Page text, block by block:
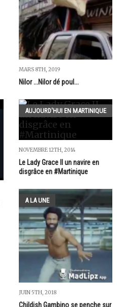
MARS 8TH, 2019
Nilor ...Nilor dé poul...
AUJOURD'HUI EN MARTINIQUE
NOVEMBRE 12TH, 2014
Le Lady Grace II un navire en
disgrâce en #Martinique
A LA UNE
JUIN 5TH, 2018
Childish Gambino se penche sur